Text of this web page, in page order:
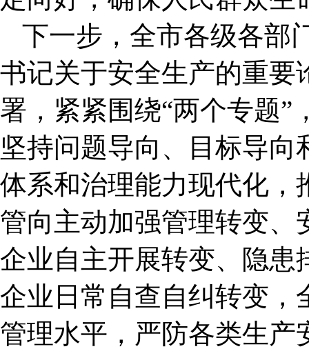
下一步，全市各级各部
书记关于安全生产的重要
署，紧紧围绕“两个专题
坚持问题导向、目标导
体系和治理能力现代化，
管向主动加强管理转变、
企业自主开展转变、隐患
企业日常自查自纠转变，
管理水平，严防各类生产